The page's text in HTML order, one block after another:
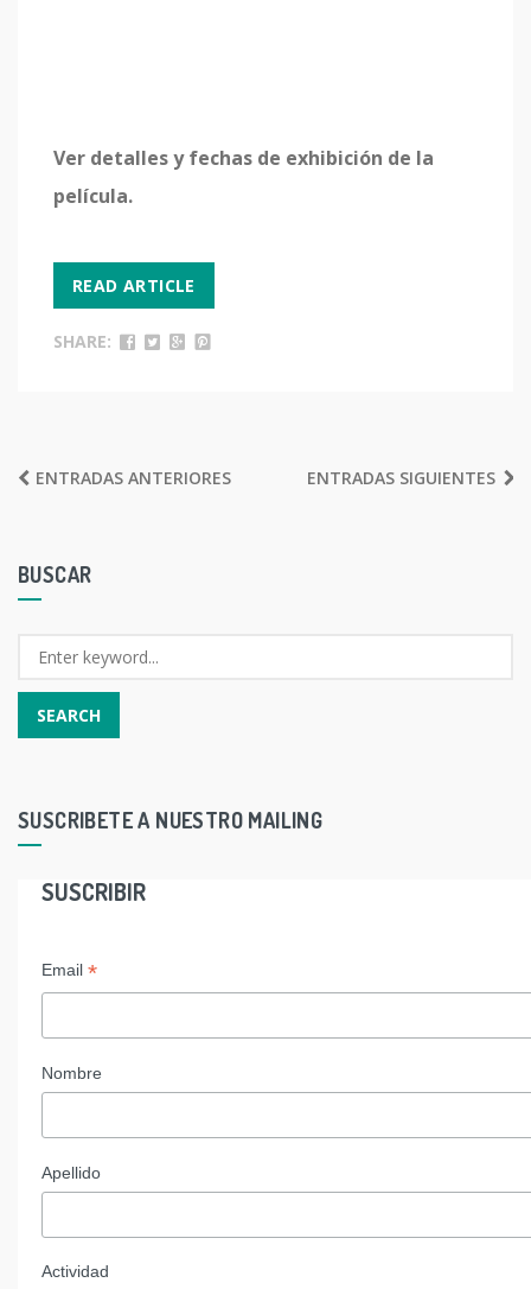
Ver detalles y fechas de exhibición de la
película.
READ ARTICLE
SHARE:
NAVEGACIÓN
ENTRADAS
ENTRADAS ANTERIORES ENTRADAS SIGUIENTES
BUSCAR
SUSCRIBETE A NUESTRO MAILING
SUSCRIBIR
Email *
Nombre
Apellido
Actividad